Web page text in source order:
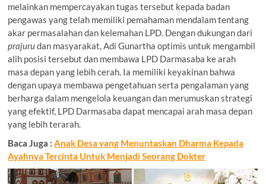
melainkan mempercayakan tugas tersebut kepada badan
pengawas yang telah memiliki pemahaman mendalam tentang
akar permasalahan dan kelemahan LPD. Dengan dukungan dari
prajurudan masyarakat, Adi Gunartha optimis untuk mengambil
alih posisi tersebut dan membawa LPD Darmasaba ke arah
masa depan yang lebih cerah. Ia memiliki keyakinan bahwa
dengan upaya membawa pengetahuan serta pengalaman yang
berharga dalam mengelola keuangan dan merumuskan strategi
yang efektif, LPD Darmasaba dapat mencapai arah masa depan
yang lebih terarah.
Baca Juga :Anak Desa yang Menuntaskan Dharma Kepada
Ayahnya Tercinta Untuk Menjadi Seorang Dokter